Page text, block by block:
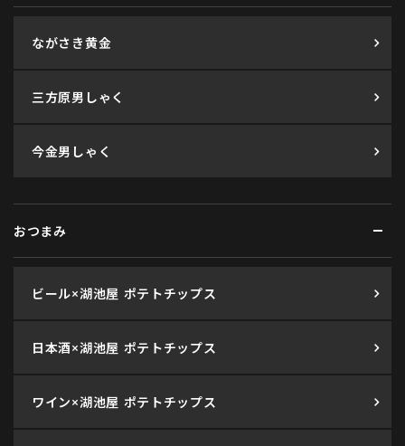
ながさき黄金
三方原男しゃく
今金男しゃく
おつまみ
ビール×湖池屋 ポテトチップス
日本酒×湖池屋 ポテトチップス
ワイン×湖池屋 ポテトチップス